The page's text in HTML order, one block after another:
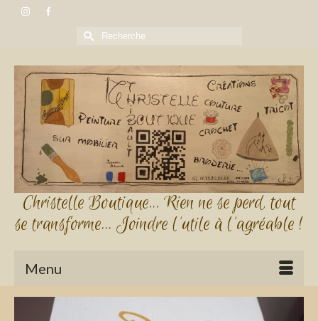
Rechercher :
Christelle Boutique... Rien ne se perd, tout
se transforme... Joindre l'utile à l'agréable !
Menu